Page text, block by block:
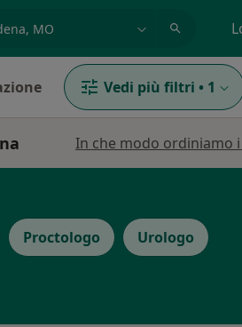
Vedi più filtri • 1
In che modo ordiniamo
Proctologo Urologo